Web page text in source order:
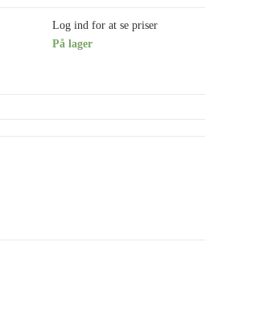
Log ind for at se priser
På lager